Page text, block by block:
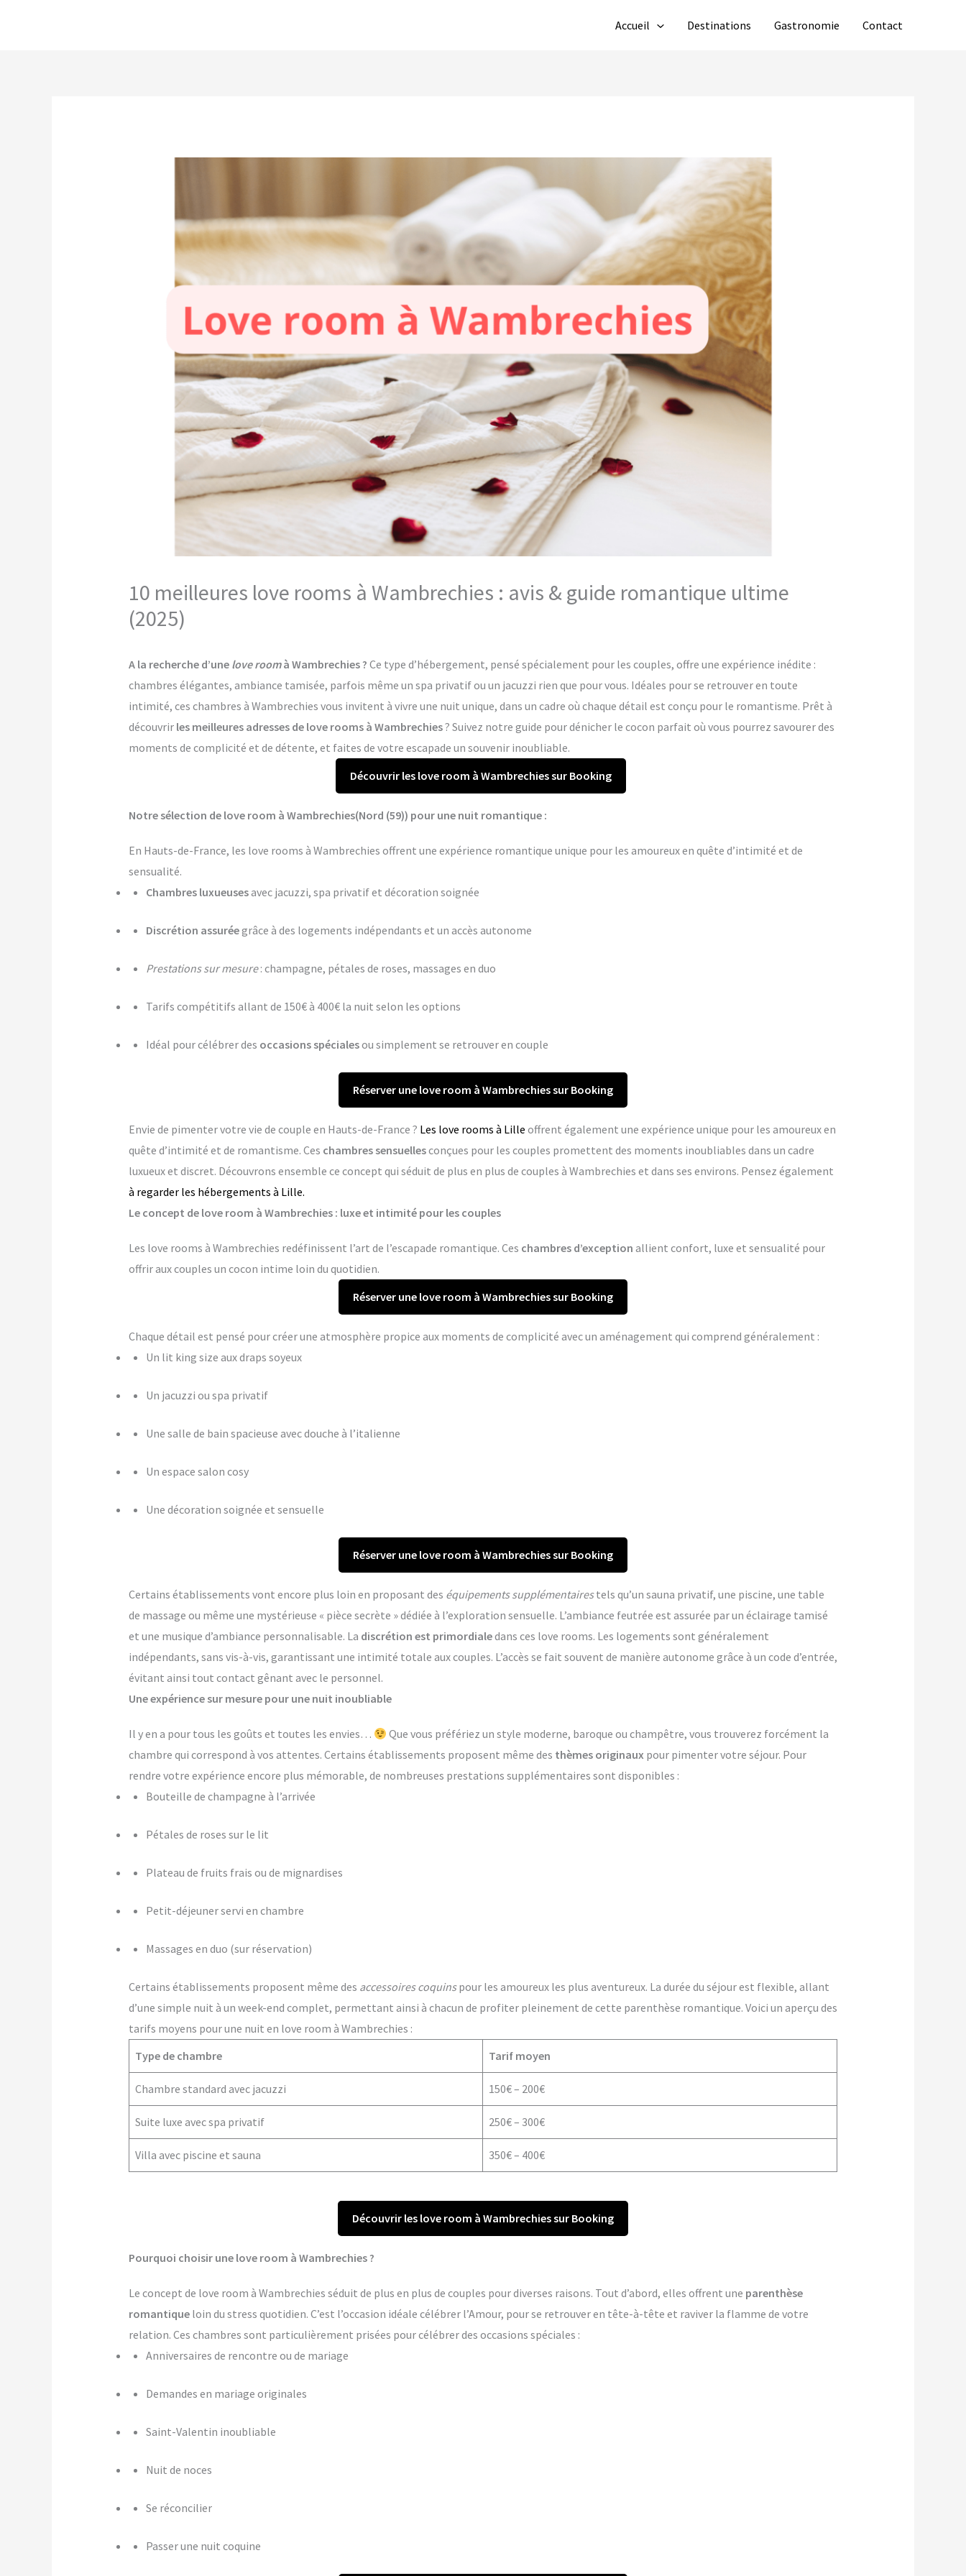
Accueil Destinations Gastronomie Contact
10 meilleures love rooms à Wambrechies : avis & guide romantique ultime
(2025)
A la recherche d’une love roomà Wambrechies ? Ce type d’hébergement, pensé spécialement pour les couples, offre une expérience inédite :
chambres élégantes, ambiance tamisée, parfois même un spa privatif ou un jacuzzi rien que pour vous. Idéales pour se retrouver en toute
intimité, ces chambres à Wambrechies vous invitent à vivre une nuit unique, dans un cadre où chaque détail est conçu pour le romantisme. Prêt à
découvrir les meilleures adresses de love rooms à Wambrechies? Suivez notre guide pour dénicher le cocon parfait où vous pourrez savourer des
moments de complicité et de détente, et faites de votre escapade un souvenir inoubliable.
Découvrir les love room à Wambrechies sur Booking
Notre sélection de love room à Wambrechies(Nord (59)) pour une nuit romantique :
En Hauts-de-France, les love rooms à Wambrechies offrent une expérience romantique unique pour les amoureux en quête d’intimité et de
sensualité.
Chambres luxueusesavec jacuzzi, spa privatif et décoration soignée
Discrétion assuréegrâce à des logements indépendants et un accès autonome
Prestations sur mesure: champagne, pétales de roses, massages en duo
Tarifs compétitifs allant de 150€ à 400€ la nuit selon les options
Idéal pour célébrer des occasions spécialesou simplement se retrouver en couple
Réserver une love room à Wambrechies sur Booking
Envie de pimenter votre vie de couple en Hauts-de-France ? Les love rooms à Lille offrent également une expérience unique pour les amoureux en
quête d’intimité et de romantisme. Ces chambres sensuellesconçues pour les couples promettent des moments inoubliables dans un cadre
luxueux et discret. Découvrons ensemble ce concept qui séduit de plus en plus de couples à Wambrechies et dans ses environs. Pensez également
à regarder les hébergements à Lille.
Le concept de love room à Wambrechies : luxe et intimité pour les couples
Les love rooms à Wambrechies redéfinissent l’art de l’escapade romantique. Ces chambres d’exception allient confort, luxe et sensualité pour
offrir aux couples un cocon intime loin du quotidien.
Réserver une love room à Wambrechies sur Booking
Chaque détail est pensé pour créer une atmosphère propice aux moments de complicité avec un aménagement qui comprend généralement :
Un lit king size aux draps soyeux
Un jacuzzi ou spa privatif
Une salle de bain spacieuse avec douche à l’italienne
Un espace salon cosy
Une décoration soignée et sensuelle
Réserver une love room à Wambrechies sur Booking
Certains établissements vont encore plus loin en proposant des équipements supplémentairestels qu’un sauna privatif, une piscine, une table
de massage ou même une mystérieuse « pièce secrète » dédiée à l’exploration sensuelle. L’ambiance feutrée est assurée par un éclairage tamisé
et une musique d’ambiance personnalisable. La discrétion est primordialedans ces love rooms. Les logements sont généralement
indépendants, sans vis-à-vis, garantissant une intimité totale aux couples. L’accès se fait souvent de manière autonome grâce à un code d’entrée,
évitant ainsi tout contact gênant avec le personnel.
Une expérience sur mesure pour une nuit inoubliable
Il y en a pour tous les goûts et toutes les envies…
Que vous préfériez un style moderne, baroque ou champêtre, vous trouverez forcément la
chambre qui correspond à vos attentes. Certains établissements proposent même des thèmes originaux pour pimenter votre séjour. Pour
rendre votre expérience encore plus mémorable, de nombreuses prestations supplémentaires sont disponibles :
Bouteille de champagne à l’arrivée
Pétales de roses sur le lit
Plateau de fruits frais ou de mignardises
Petit-déjeuner servi en chambre
Massages en duo (sur réservation)
Certains établissements proposent même des accessoires coquinspour les amoureux les plus aventureux. La durée du séjour est flexible, allant
d’une simple nuit à un week-end complet, permettant ainsi à chacun de profiter pleinement de cette parenthèse romantique. Voici un aperçu des
tarifs moyens pour une nuit en love room à Wambrechies :
Type de chambre
Tarif moyen
Chambre standard avec jacuzzi 150€ – 200€
Suite luxe avec spa privatif 250€ – 300€
Villa avec piscine et sauna 350€ – 400€
Découvrir les love room à Wambrechies sur Booking
Pourquoi choisir une love room à Wambrechies ?
Le concept de love room à Wambrechies séduit de plus en plus de couples pour diverses raisons. Tout d’abord, elles offrent une parenthèse
romantiqueloin du stress quotidien. C’est l’occasion idéale célébrer l’Amour, pour se retrouver en tête-à-tête et raviver la flamme de votre
relation. Ces chambres sont particulièrement prisées pour célébrer des occasions spéciales :
Anniversaires de rencontre ou de mariage
Demandes en mariage originales
Saint-Valentin inoubliable
Nuit de noces
Se réconcilier
Passer une nuit coquine